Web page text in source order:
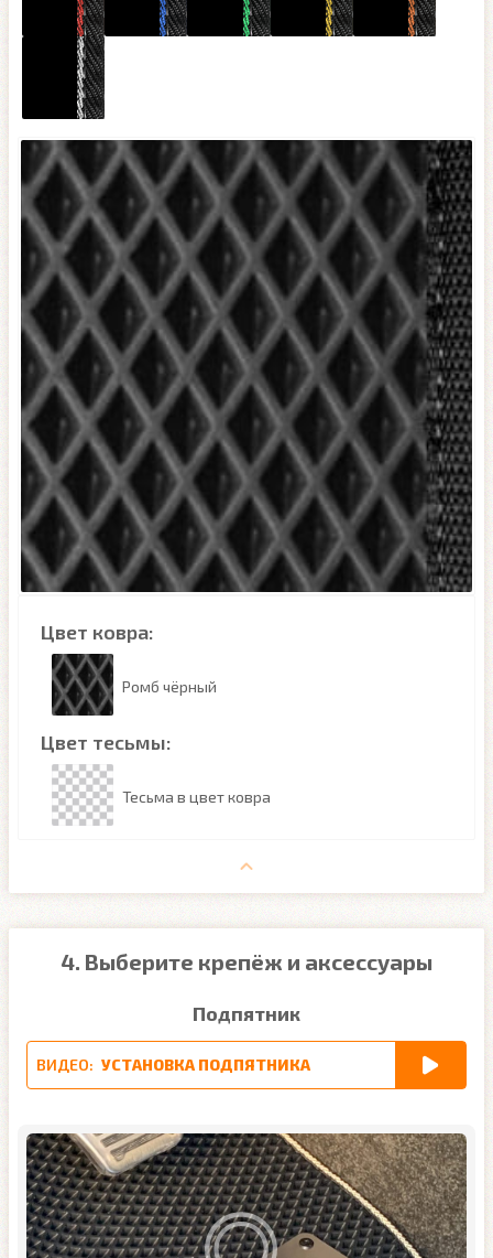
Цвет ковра:
Ромб чёрный
Цвет тесьмы:
Тесьма в цвет ковра
4. Выберите крепёж и аксессуары
Подпятник
ВИДЕО: УСТАНОВКА ПОДПЯТНИКА